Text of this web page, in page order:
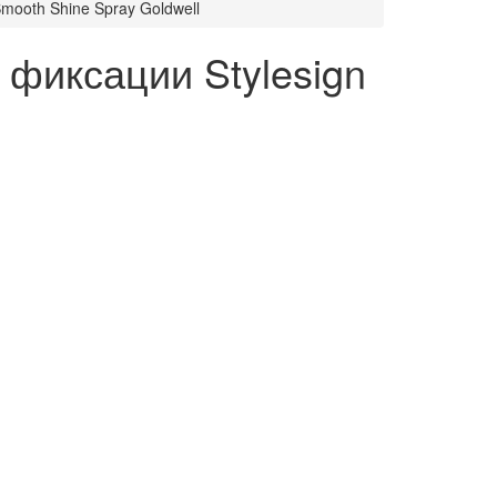
Shine Spray Goldwell
Stylesign